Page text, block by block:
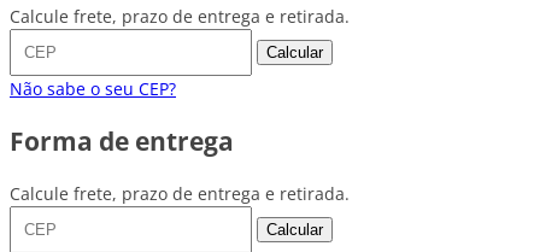
Calcule frete, prazo de entrega e retirada.
Calcular
Não sabe o seu CEP?
Forma de entrega
Calcule frete, prazo de entrega e retirada.
Calcular